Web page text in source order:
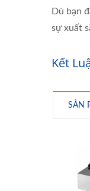
Dù bạn
sự xuất
Kết
SẢN